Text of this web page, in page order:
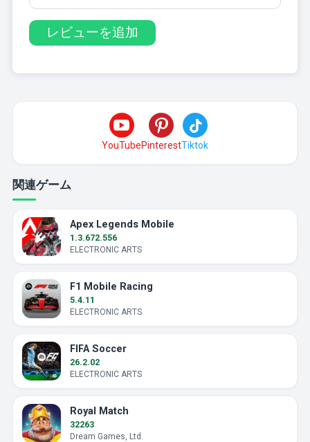
YouTubePinterestTiktok
関連ゲーム
Apex Legends Mobile
1.3.672.556
ELECTRONIC ARTS
F1 Mobile Racing
5.4.11
ELECTRONIC ARTS
FIFA Soccer
26.2.02
ELECTRONIC ARTS
Royal Match
32263
Dream Games, Ltd.